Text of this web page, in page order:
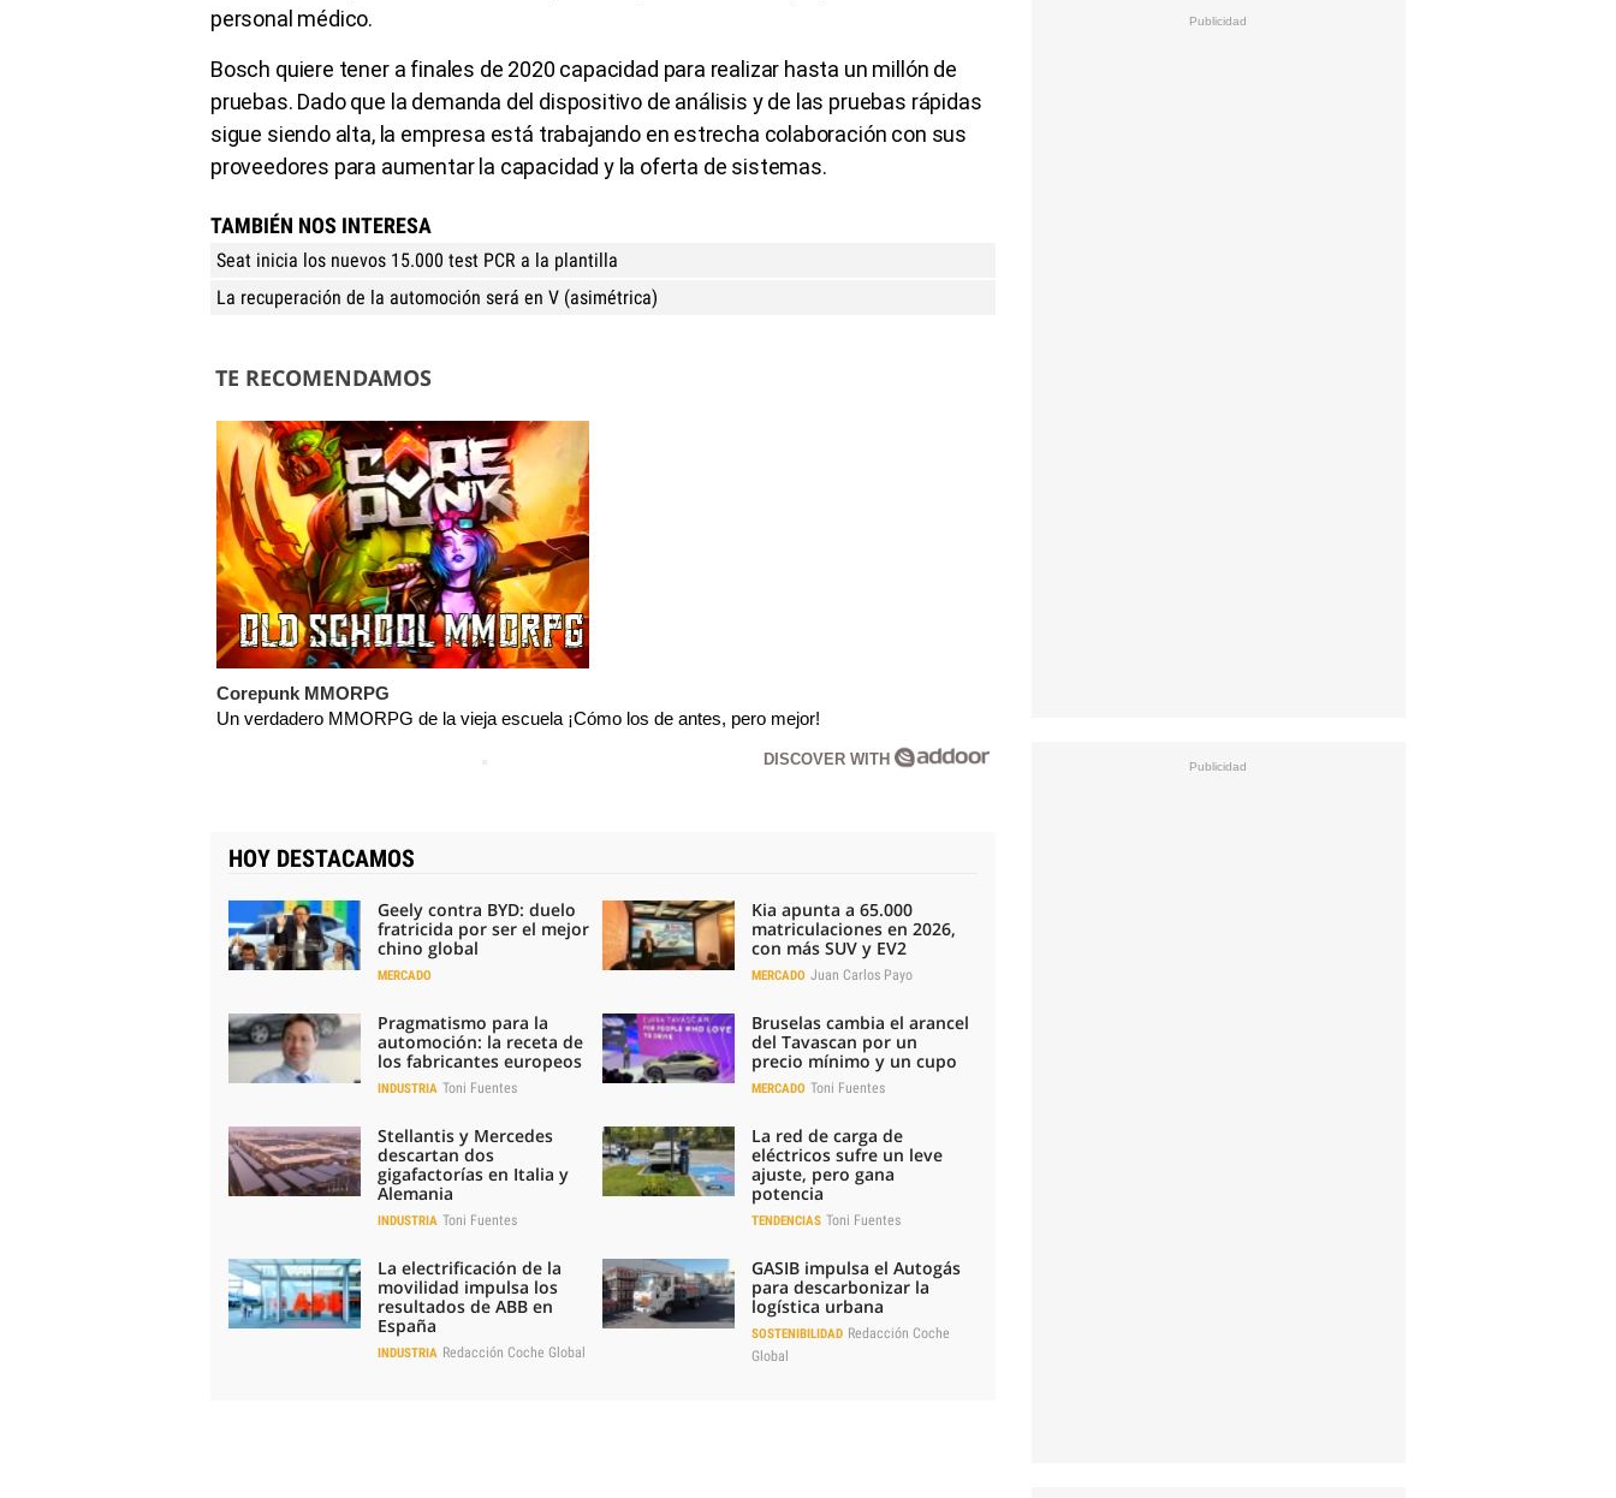
personal médico.
Bosch quiere tener a finales de 2020 capacidad para realizar hasta un millón de
pruebas. Dado que la demanda del dispositivo de análisis y de las pruebas rápidas
sigue siendo alta, la empresa está trabajando en estrecha colaboración con sus
proveedores para aumentar la capacidad y la oferta de sistemas.
TAMBIÉN NOS INTERESA
Seat inicia los nuevos 15.000 test PCR a la plantilla
La recuperación de la automoción será en V (asimétrica)
TE RECOMENDAMOS
Corepunk MMORPG
Un verdadero MMORPG de la vieja escuela ¡Cómo los de antes, pero mejor!
DISCOVER WITH
HOY DESTACAMOS
Geely contra BYD: duelo
fratricida por ser el mejor
chino global
MERCADO
Kia apunta a 65.000
matriculaciones en 2026,
con más SUV y EV2
MERCADO Juan Carlos Payo
Pragmatismo para la
automoción: la receta de
los fabricantes europeos
INDUSTRIA Toni Fuentes
Bruselas cambia el arancel
del Tavascan por un
precio mínimo y un cupo
MERCADO Toni Fuentes
Stellantis y Mercedes
descartan dos
gigafactorías en Italia y
Alemania
INDUSTRIA Toni Fuentes
La red de carga de
eléctricos sufre un leve
ajuste, pero gana
potencia
TENDENCIAS Toni Fuentes
La electrificación de la
movilidad impulsa los
resultados de ABB en
España
INDUSTRIA Redacción Coche Global
GASIB impulsa el Autogás
para descarbonizar la
logística urbana
SOSTENIBILIDAD Redacción Coche
Global